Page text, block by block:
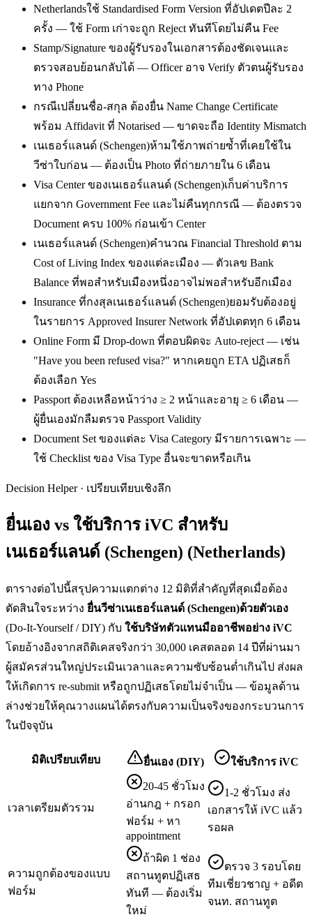
Netherlandsใช้ Standardised Form Version ที่อัปเดตปีละ 2
ครั้ง — ใช้ Form เก่าจะถูก Reject ทันทีโดยไม่คืน Fee
Stamp/Signature ของผู้รับรองในเอกสารต้องชัดเจนและ
ตรวจสอบย้อนกลับได้ — Officer อาจ Verify ตัวตนผู้รับรอง
ทาง Phone
กรณีเปลี่ยนชื่อ-สกุล ต้องยื่น Name Change Certificate
พร้อม Affidavit ที่ Notarised — ขาดจะถือ Identity Mismatch
เนเธอร์แลนด์ (Schengen)ห้ามใช้ภาพถ่ายซ้ำที่เคยใช้ใน
วีซ่าใบก่อน — ต้องเป็น Photo ที่ถ่ายภายใน 6 เดือน
Visa Center ของเนเธอร์แลนด์ (Schengen)เก็บค่าบริการ
แยกจาก Government Fee และไม่คืนทุกกรณี — ต้องตรวจ
Document ครบ 100% ก่อนเข้า Center
เนเธอร์แลนด์ (Schengen)คำนวณ Financial Threshold ตาม
Cost of Living Index ของแต่ละเมือง — ตัวเลข Bank
Balance ที่พอสำหรับเมืองหนึ่งอาจไม่พอสำหรับอีกเมือง
Insurance ที่กงสุลเนเธอร์แลนด์ (Schengen)ยอมรับต้องอยู่
ในรายการ Approved Insurer Network ที่อัปเดตทุก 6 เดือน
Online Form มี Drop-down ที่ตอบผิดจะ Auto-reject — เช่น
"Have you been refused visa?" หากเคยถูก ETA ปฏิเสธก็
ต้องเลือก Yes
Passport ต้องเหลือหน้าว่าง ≥ 2 หน้าและอายุ ≥ 6 เดือน —
ผู้ยื่นเองมักลืมตรวจ Passport Validity
Document Set ของแต่ละ Visa Category มีรายการเฉพาะ —
ใช้ Checklist ของ Visa Type อื่นจะขาดหรือเกิน
Decision Helper · เปรียบเทียบเชิงลึก
ยื่นเอง vs ใช้บริการ iVC สำหรับ
เนเธอร์แลนด์ (Schengen) (Netherlands)
ตารางต่อไปนี้สรุปความแตกต่าง 12 มิติที่สำคัญที่สุดเมื่อต้อง
ตัดสินใจระหว่าง ยื่นวีซ่าเนเธอร์แลนด์ (Schengen)ด้วยตัวเอง
(Do-It-Yourself / DIY) กับ ใช้บริษัทตัวแทนมืออาชีพอย่าง iVC
โดยอ้างอิงจากสถิติเคสจริงกว่า 30,000 เคสตลอด 14 ปีที่ผ่านมา
ผู้สมัครส่วนใหญ่ประเมินเวลาและความซับซ้อนต่ำเกินไป ส่งผล
ให้เกิดการ re-submit หรือถูกปฏิเสธโดยไม่จำเป็น — ข้อมูลด้าน
ล่างช่วยให้คุณวางแผนได้ตรงกับความเป็นจริงของกระบวนการ
ในปัจจุบัน
มิติเปรียบเทียบ ยื่นเอง (DIY) ใช้บริการ iVC
เวลาเตรียมตัวรวม
20-45 ชั่วโมง
อ่านกฎ + กรอก
ฟอร์ม + หา
appointment
1-2 ชั่วโมง ส่ง
เอกสารให้ iVC แล้ว
รอผล
ความถูกต้องของแบบ
ฟอร์ม
ถ้าผิด 1 ช่อง
สถานทูตปฏิเสธ
ทันที — ต้องเริ่ม
ใหม่
ตรวจ 3 รอบโดย
ทีมเชี่ยวชาญ + อดีต
จนท. สถานทูต